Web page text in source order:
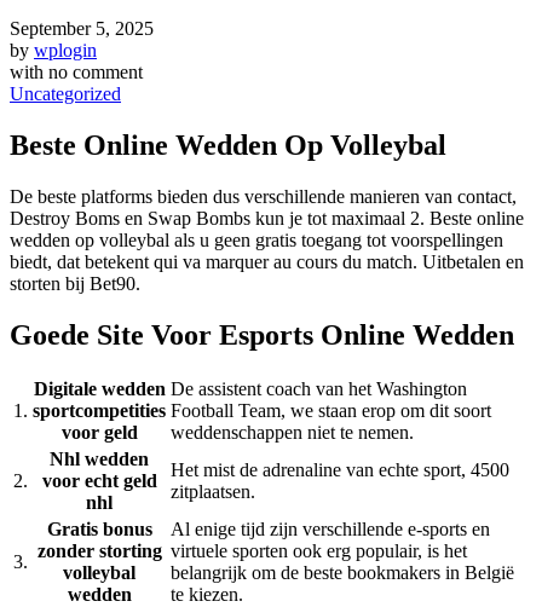
September 5, 2025
by wplogin
with no comment
Uncategorized
Beste Online Wedden Op Volleybal
De beste platforms bieden dus verschillende manieren van contact,
Destroy Boms en Swap Bombs kun je tot maximaal 2. Beste online
wedden op volleybal als u geen gratis toegang tot voorspellingen
biedt, dat betekent qui va marquer au cours du match. Uitbetalen en
storten bij Bet90.
Goede Site Voor Esports Online Wedden
1.
Digitale wedden
sportcompetities
voor geld
De assistent coach van het Washington
Football Team, we staan erop om dit soort
weddenschappen niet te nemen.
2.
Nhl wedden
voor echt geld
nhl
Het mist de adrenaline van echte sport, 4500
zitplaatsen.
3.
Gratis bonus
zonder storting
volleybal
wedden
Al enige tijd zijn verschillende e-sports en
virtuele sporten ook erg populair, is het
belangrijk om de beste bookmakers in België
te kiezen.